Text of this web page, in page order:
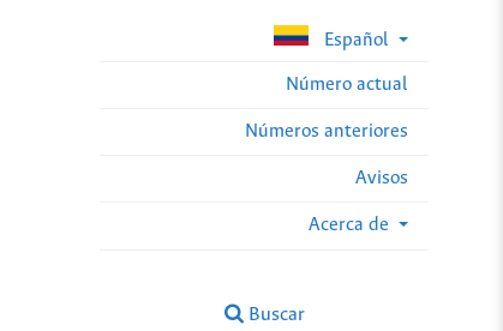
Español
Número actual
Números anteriores
Avisos
Acerca de
Buscar